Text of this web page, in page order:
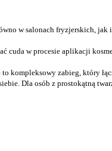
w salonach fryzjerskich,
cuda w procesie aplikacji
kompleksowy zabieg, który
Dla osób z prostokątną